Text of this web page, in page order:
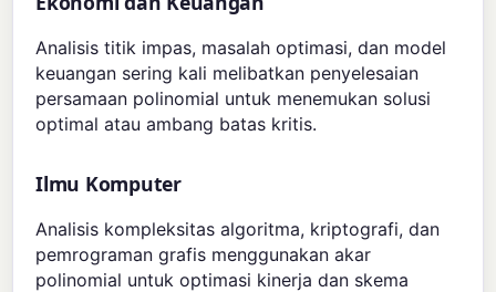
Analisis titik impas, masalah optimasi, dan model
keuangan sering kali melibatkan penyelesaian
persamaan polinomial untuk menemukan solusi
optimal atau ambang batas kritis.
Ilmu Komputer
Analisis kompleksitas algoritma, kriptografi, dan
pemrograman grafis menggunakan akar
polinomial untuk optimasi kinerja dan skema